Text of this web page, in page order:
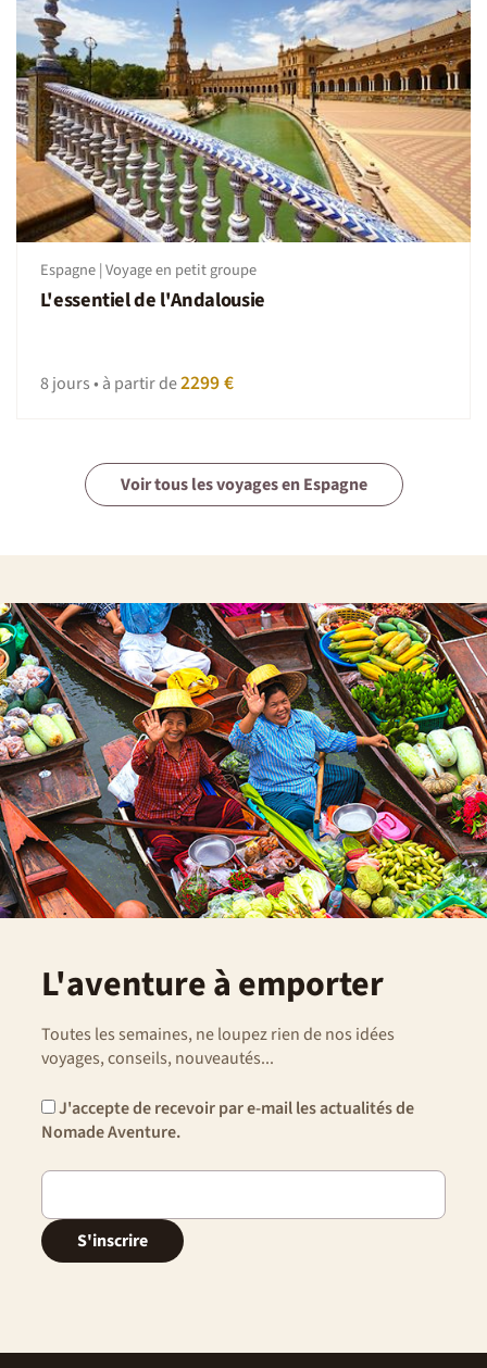
Espagne | Voyage en petit groupe
L'essentiel de l'Andalousie
8 jours • à partir de2299 €
Voir tous les voyages en Espagne
L'aventure à emporter
Toutes les semaines, ne loupez rien de nos idées
voyages, conseils, nouveautés...
J'accepte de recevoir par e-mail les actualités de
Nomade Aventure.
S'inscrire